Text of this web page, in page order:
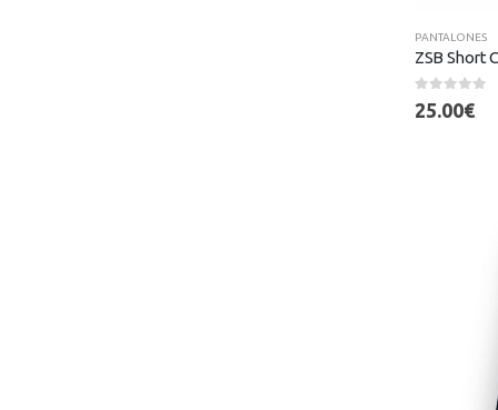
PANTALONES
ZSB Short
0out of 5
25.00€